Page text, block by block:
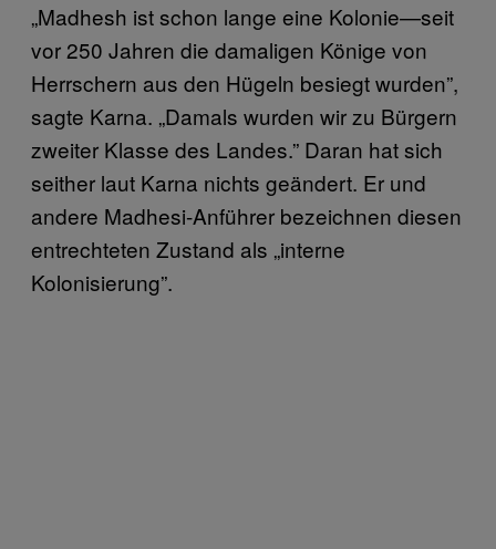
„Madhesh ist schon lange eine Kolonie—seit
vor 250 Jahren die damaligen Könige von
Herrschern aus den Hügeln besiegt wurden”,
sagte Karna. „Damals wurden wir zu Bürgern
zweiter Klasse des Landes.” Daran hat sich
seither laut Karna nichts geändert. Er und
andere Madhesi-Anführer bezeichnen diesen
entrechteten Zustand als „interne
Kolonisierung”.